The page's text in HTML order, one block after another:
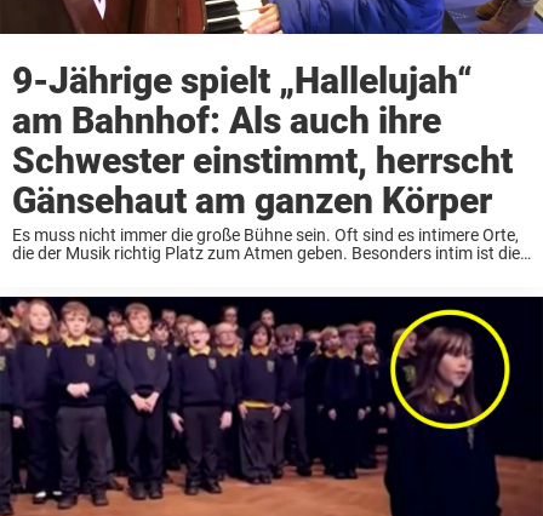
9-Jährige spielt „Hallelujah“
am Bahnhof: Als auch ihre
Schwester einstimmt, herrscht
Gänsehaut am ganzen Körper
Es muss nicht immer die große Bühne sein. Oft sind es intimere Orte,
die der Musik richtig Platz zum Atmen geben. Besonders intim ist die